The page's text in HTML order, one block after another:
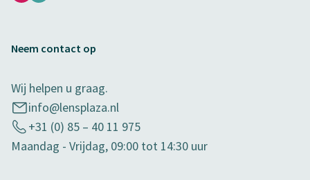
Neem contact op
Wij helpen u graag.
info@lensplaza.nl
+31 (0) 85 – 40 11 975
Maandag - Vrijdag, 09:00 tot 14:30 uur